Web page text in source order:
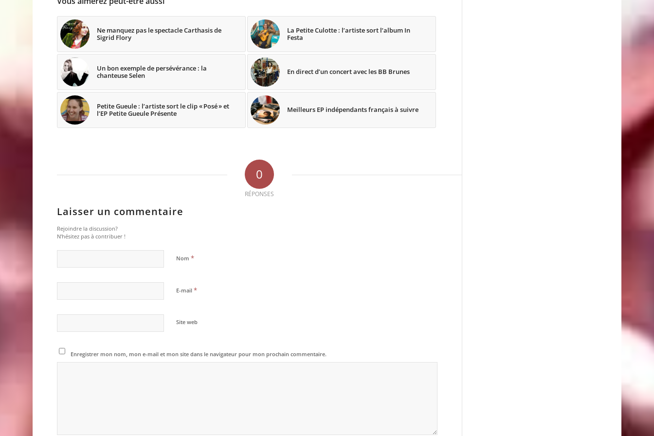
Ne manquez pas le spectacle Carthasis de
Sigrid Flory
La Petite Culotte : l’artiste sort l’album In
Festa
Un bon exemple de persévérance : la
chanteuse Selen
En direct d’un concert avec les BB Brunes
Petite Gueule : l’artiste sort le clip « Posé » et
l’EP Petite Gueule Présente
Meilleurs EP indépendants français à suivre
0
RÉPONSES
Laisser un commentaire
Rejoindre la discussion?
N’hésitez pas à contribuer !
Nom*
E-mail*
Site web
Enregistrer mon nom, mon e-mail et mon site dans le navigateur pour mon prochain commentaire.